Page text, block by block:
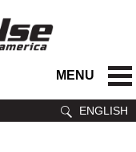
MENU
ENGLISH